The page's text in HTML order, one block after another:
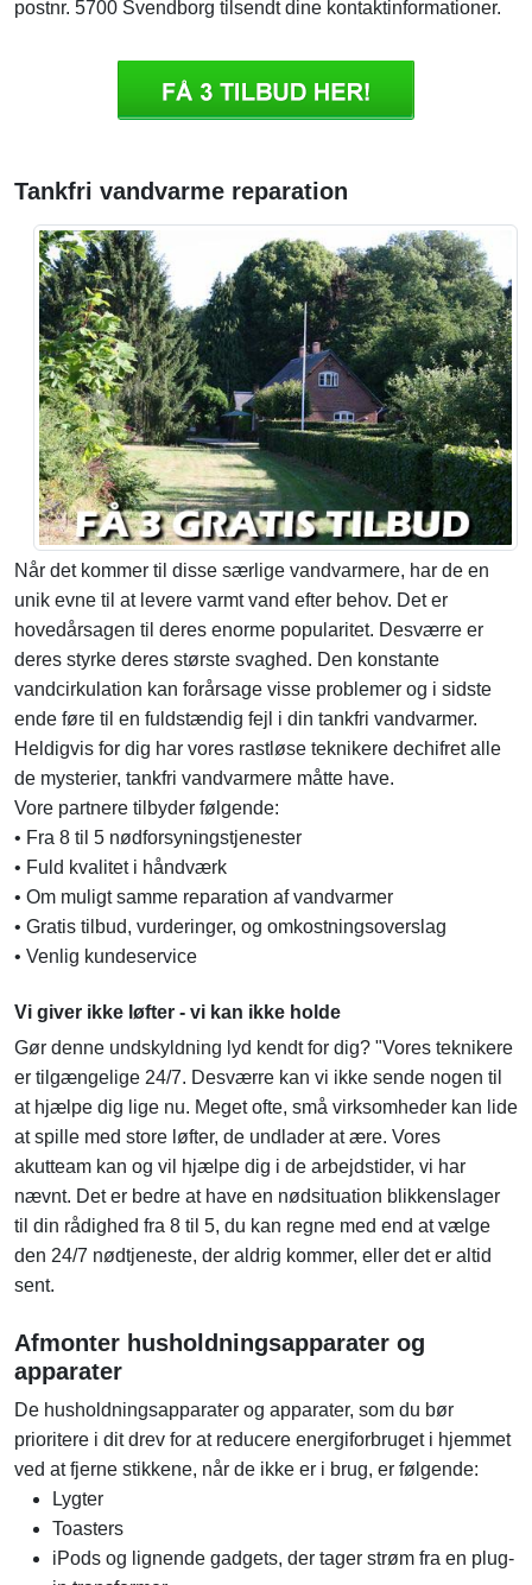
postnr. 5700 Svendborg tilsendt dine kontaktinformationer.
Tankfri vandvarme reparation
Når det kommer til disse særlige vandvarmere, har de en
unik evne til at levere varmt vand efter behov. Det er
hovedårsagen til deres enorme popularitet. Desværre er
deres styrke deres største svaghed. Den konstante
vandcirkulation kan forårsage visse problemer og i sidste
ende føre til en fuldstændig fejl i din tankfri vandvarmer.
Heldigvis for dig har vores rastløse teknikere dechifret alle
de mysterier, tankfri vandvarmere måtte have.
Vore partnere tilbyder følgende:
• Fra 8 til 5 nødforsyningstjenester
• Fuld kvalitet i håndværk
• Om muligt samme reparation af vandvarmer
• Gratis tilbud, vurderinger, og omkostningsoverslag
• Venlig kundeservice
Vi giver ikke løfter - vi kan ikke holde
Gør denne undskyldning lyd kendt for dig? "Vores teknikere
er tilgængelige 24/7. Desværre kan vi ikke sende nogen til
at hjælpe dig lige nu. Meget ofte, små virksomheder kan lide
at spille med store løfter, de undlader at ære. Vores
akutteam kan og vil hjælpe dig i de arbejdstider, vi har
nævnt. Det er bedre at have en nødsituation blikkenslager
til din rådighed fra 8 til 5, du kan regne med end at vælge
den 24/7 nødtjeneste, der aldrig kommer, eller det er altid
sent.
Afmonter husholdningsapparater og
apparater
De husholdningsapparater og apparater, som du bør
prioritere i dit drev for at reducere energiforbruget i hjemmet
ved at fjerne stikkene, når de ikke er i brug, er følgende:
Lygter
Toasters
iPods og lignende gadgets, der tager strøm fra en plug-